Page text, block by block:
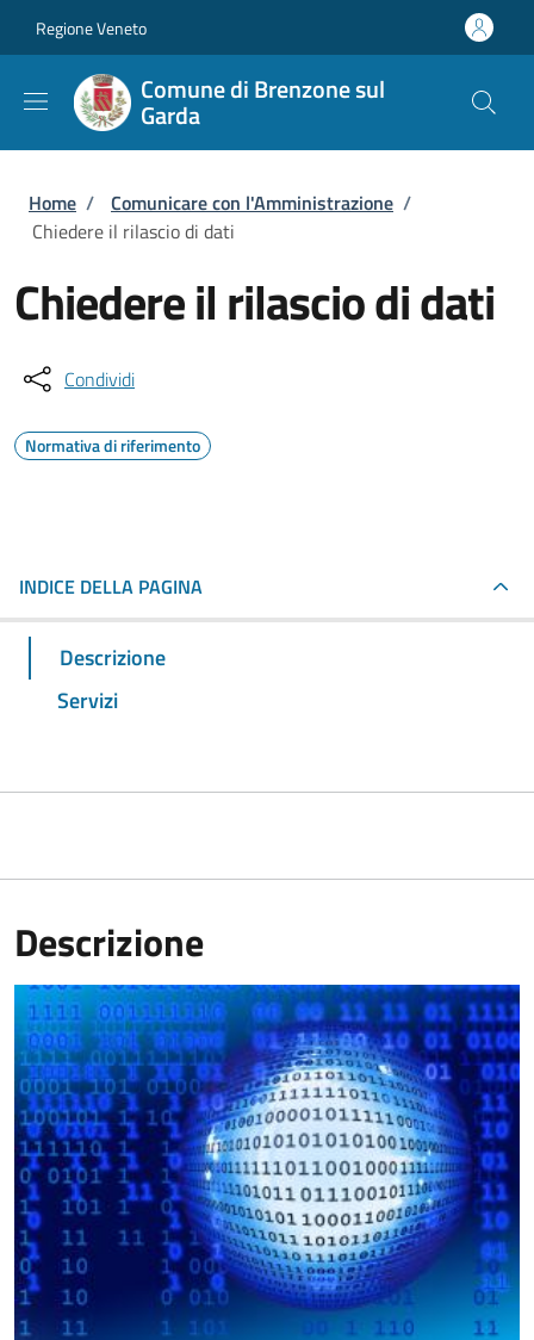
Regione Veneto
Comune di Brenzone sul
Garda
Briciole di pane
Home / Comunicare con l'Amministrazione /
Chiedere il rilascio di dati
Chiedere il rilascio di dati
Condividi
Normativa di riferimento
INDICE DELLA PAGINA
Descrizione
Servizi
Descrizione